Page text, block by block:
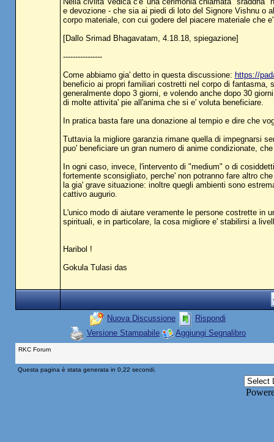
e devozione - che sia ai piedi di loto del Signore Vishnu o
corpo materiale, con cui godere del piacere materiale che
[Dallo Srimad Bhagavatam, 4.18.18, spiegazione]
----------------
Come abbiamo gia' detto in questa discussione: https://
beneficio ai propri familiari costretti nel corpo di
generalmente dopo 3 giorni, e volendo anche dopo 30
di molte attivita' pie all'anima che si e' voluta beneficiare.
In pratica basta fare una donazione al tempio e dire che
Tuttavia la migliore garanzia rimane quella di impegnarsi
puo' beneficiare un gran numero di anime condizionate,
In ogni caso, invece, l'intervento di "medium" o di
fortemente sconsigliato, perche' non potranno fare altro
la gia' grave situazione: inoltre quegli ambienti sono
cattivo augurio.
L'unico modo di aiutare veramente le persone costrette in
spirituali, e in particolare, la cosa migliore e' stabilirsi a
Haribol !
Gokula Tulasi das
Nuova Discussione
Rispondi
Versione Stampabile
Aggiungi Segnalibro
RKC Forum
Questa pagina è stata generata in 0,22 secondi.